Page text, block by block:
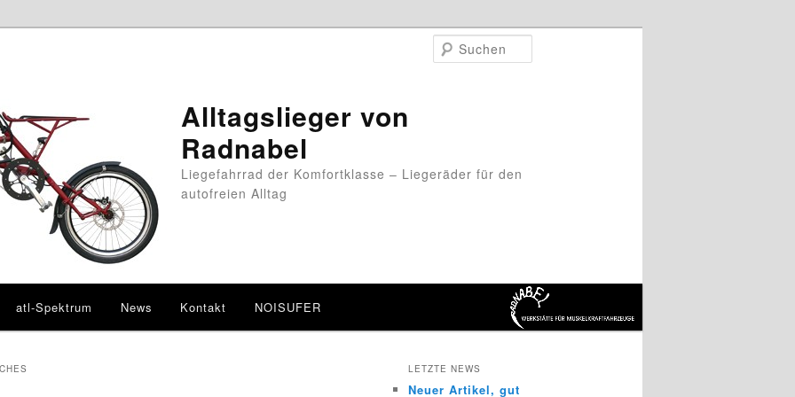
Alltagslieger von
Radnabel
Liegefahrrad der Komfortklasse – Liegeräder für den
autofreien Alltag
atl-Spektrum News Kontakt NOISUFER
LETZTE NEWS
Neuer Artikel, gut